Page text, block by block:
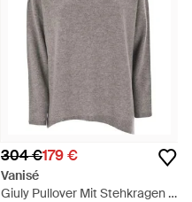
304 €179 €
Vanisé
Giuly Pullover Mit Stehkragen -